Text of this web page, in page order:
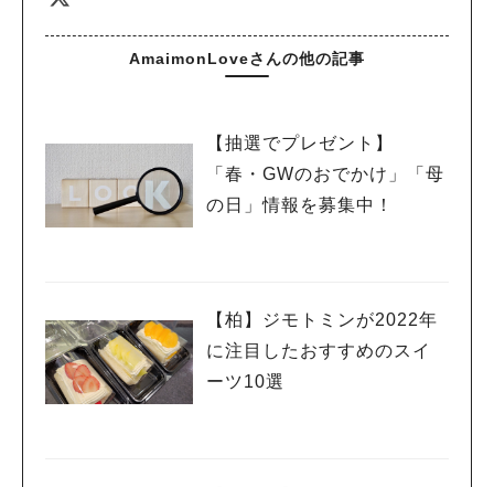
AmaimonLoveさんの他の記事
【抽選でプレゼント】
「春・GWのおでかけ」「母
の日」情報を募集中！
【柏】ジモトミンが2022年
に注目したおすすめのスイ
ーツ10選